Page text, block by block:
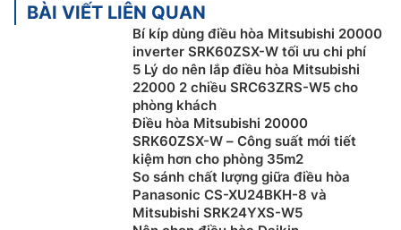
Tấm lọc diệt khuẩn khử mùi
BÀI VIẾT LIÊN QUAN
Bí kíp dùng điều hòa Mitsubishi 20000
inverter SRK60ZSX-W tối ưu chi phí
5 Lý do nên lắp điều hòa Mitsubishi
22000 2 chiều SRC63ZRS-W5 cho
phòng khách
Điều hòa Mitsubishi 20000
SRK60ZSX-W – Công suất mới tiết
kiệm hơn cho phòng 35m2
So sánh chất lượng giữa điều hòa
Panasonic CS-XU24BKH-8 và
Mitsubishi SRK24YXS-W5